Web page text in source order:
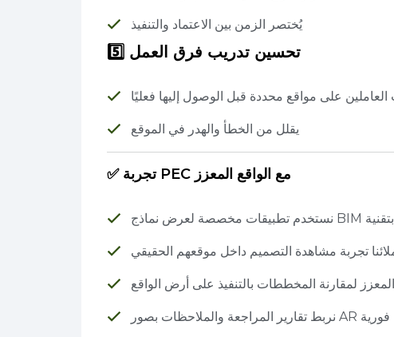
يُختصر الزمن بين الاعتماد والتنفيذ
5️⃣ تحسين تدريب فرق العمل
على مواقع محددة قبل الوصول إليها فعليًا
يقلل من الخطأ والهدر في الموقع
✅ تجربة PEC مع الواقع المعزز
تجربة مشاهدة التصميم داخل موقعهم الحقيقي
لمقارنة المخططات بالتنفيذ على أرض الواقع
نربط تقارير المراجعة والملاحظات بصور AR فورية